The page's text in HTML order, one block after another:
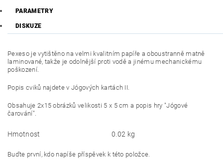
PARAMETRY
DISKUZE
Pexeso je vytištěno na velmi kvalitním papíře a oboustranně matně
laminované, takže je odolnější proti vodě a jinému mechanickému
poškození.
Popis cviků najdete v Jógových kartách II.
Obsahuje 2x15 obrázků velikosti 5 x 5 cm a popis hry "Jógové
čarování".
Hmotnost 0.02 kg
Buďte první, kdo napíše příspěvek k této položce.